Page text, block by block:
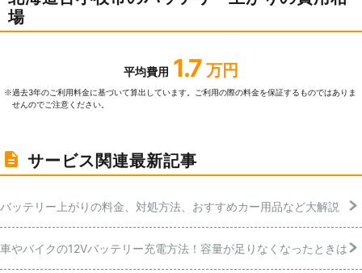
場
平均費用 1.7 万円
※過去3年のご利⽤料⾦に基づいて算出しています。ご利⽤の際の料⾦を保証するものではありま
せんのでご注意ください。
サービス関連最新記事
バッテリー上がりの料金、対処方法、おすすめカー用品など大解説
車やバイクの12Vバッテリー充電方法！容量が足りなくなったときは